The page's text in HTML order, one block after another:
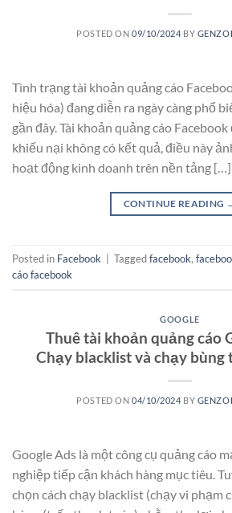
POSTED ON 09/10/2024 BY
Tình trạng tài khoản quảng cáo
hiệu hóa) đang diễn ra ngày càng phổ
gần đây. Tài khoản quảng cáo
khiếu nại không có kết quả, điều này
hoạt động kinh doanh trên nền tảng […]
CONTINUE READING
Posted in Facebook Taggedfacebook,
cáo facebook
GOOGLE
Thuê tài khoản quảng cáo
Chạy blacklist và chạy bùng
POSTED ON 04/10/2024 BY
Google Ads là một công cụ quảng cáo
nghiệp tiếp cận khách hàng mục tiêu.
chọn cách chạy blacklist (chạy vi phạm